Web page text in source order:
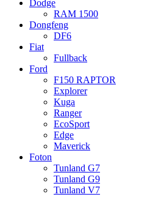
Dodge
RAM 1500
Dongfeng
DF6
Fiat
Fullback
Ford
F150 RAPTOR
Explorer
Kuga
Ranger
EcoSport
Edge
Maverick
Foton
Tunland G7
Tunland G9
Tunland V7